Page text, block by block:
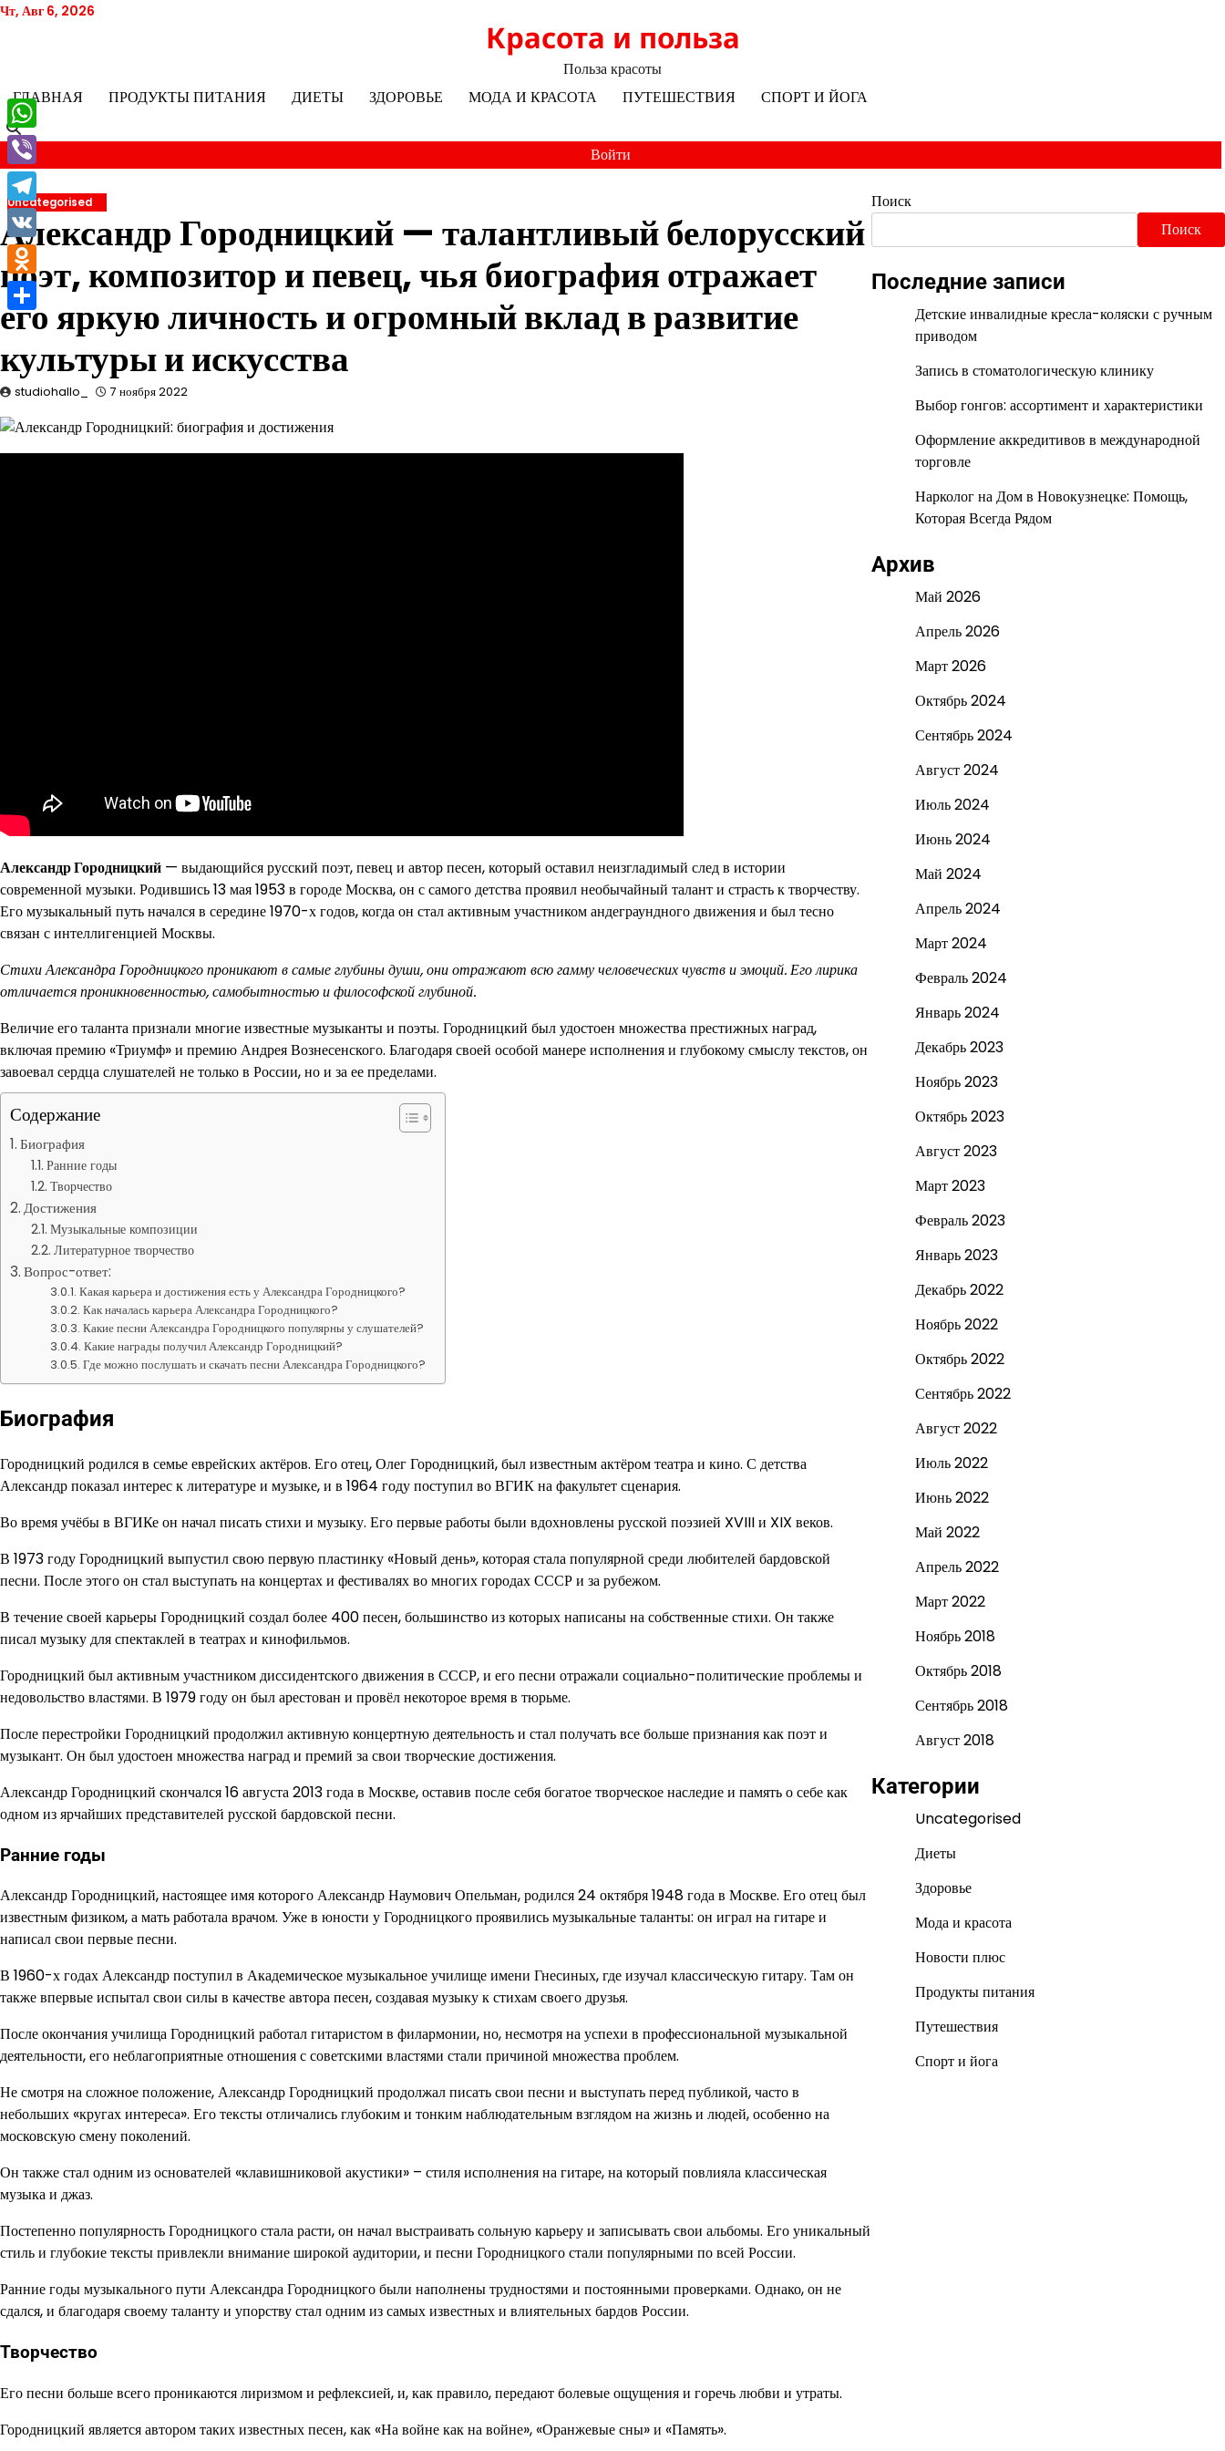
Перейти
Чт, Авг 6, 2026
Красота и польза
Польза красоты
ГЛАВНАЯ
ПРОДУКТЫ ПИТАНИЯ ДИЕТЫ ЗДОРОВЬЕ МОДА И КРАСОТА ПУТЕШЕСТВИЯ СПОРТ И ЙОГА
Войти
Uncategorised
Александр Городницкий — талантливый белорусский
поэт, композитор и певец, чья биография отражает
его яркую личность и огромный вклад в развитие
культуры и искусства
studiohallo_ 7 ноября 2022
Александр Городницкий — выдающийся русский поэт, певец и автор песен, который оставил неизгладимый след в истории
современной музыки. Родившись 13 мая 1953 в городе Москва, он с самого детства проявил необычайный талант и страсть к творчеству.
Его музыкальный путь начался в середине 1970-х годов, когда он стал активным участником андеграундного движения и был тесно
связан с интеллигенцией Москвы.
Стихи Александра Городницкого проникают в самые глубины души, они отражают всю гамму человеческих чувств и эмоций. Его лирика
отличается проникновенностью, самобытностью и философской глубиной.
Величие его таланта признали многие известные музыканты и поэты. Городницкий был удостоен множества престижных наград,
включая премию «Триумф» и премию Андрея Вознесенского. Благодаря своей особой манере исполнения и глубокому смыслу текстов, он
завоевал сердца слушателей не только в России, но и за ее пределами.
Содержание
Биография
Ранние годы
Творчество
Достижения
Музыкальные композиции
Литературное творчество
Вопрос-ответ:
Какая карьера и достижения есть у Александра Городницкого?
Как началась карьера Александра Городницкого?
Какие песни Александра Городницкого популярны у слушателей?
Какие награды получил Александр Городницкий?
Где можно послушать и скачать песни Александра Городницкого?
Биография
Городницкий родился в семье еврейских актёров. Его отец, Олег Городницкий, был известным актёром театра и кино. С детства
Александр показал интерес к литературе и музыке, и в 1964 году поступил во ВГИК на факультет сценария.
Во время учёбы в ВГИКе он начал писать стихи и музыку. Его первые работы были вдохновлены русской поэзией XVIII и XIX веков.
В 1973 году Городницкий выпустил свою первую пластинку «Новый день», которая стала популярной среди любителей бардовской
песни. После этого он стал выступать на концертах и фестивалях во многих городах СССР и за рубежом.
В течение своей карьеры Городницкий создал более 400 песен, большинство из которых написаны на собственные стихи. Он также
писал музыку для спектаклей в театрах и кинофильмов.
Городницкий был активным участником диссидентского движения в СССР, и его песни отражали социально-политические проблемы и
недовольство властями. В 1979 году он был арестован и провёл некоторое время в тюрьме.
После перестройки Городницкий продолжил активную концертную деятельность и стал получать все больше признания как поэт и
музыкант. Он был удостоен множества наград и премий за свои творческие достижения.
Александр Городницкий скончался 16 августа 2013 года в Москве, оставив после себя богатое творческое наследие и память о себе как
одном из ярчайших представителей русской бардовской песни.
Ранние годы
Александр Городницкий, настоящее имя которого Александр Наумович Опельман, родился 24 октября 1948 года в Москве. Его отец был
известным физиком, а мать работала врачом. Уже в юности у Городницкого проявились музыкальные таланты: он играл на гитаре и
написал свои первые песни.
В 1960-х годах Александр поступил в Академическое музыкальное училище имени Гнесиных, где изучал классическую гитару. Там он
также впервые испытал свои силы в качестве автора песен, создавая музыку к стихам своего друзья.
После окончания училища Городницкий работал гитаристом в филармонии, но, несмотря на успехи в профессиональной музыкальной
деятельности, его неблагоприятные отношения с советскими властями стали причиной множества проблем.
Не смотря на сложное положение, Александр Городницкий продолжал писать свои песни и выступать перед публикой, часто в
небольших «кругах интереса». Его тексты отличались глубоким и тонким наблюдательным взглядом на жизнь и людей, особенно на
московскую смену поколений.
Он также стал одним из основателей «клавишниковой акустики» – стиля исполнения на гитаре, на который повлияла классическая
музыка и джаз.
Постепенно популярность Городницкого стала расти, он начал выстраивать сольную карьеру и записывать свои альбомы. Его уникальный
стиль и глубокие тексты привлекли внимание широкой аудитории, и песни Городницкого стали популярными по всей России.
Ранние годы музыкального пути Александра Городницкого были наполнены трудностями и постоянными проверками. Однако, он не
сдался, и благодаря своему таланту и упорству стал одним из самых известных и влиятельных бардов России.
Творчество
Его песни больше всего проникаются лиризмом и рефлексией, и, как правило, передают болевые ощущения и горечь любви и утраты.
Городницкий является автором таких известных песен, как «На войне как на войне», «Оранжевые сны» и «Память».
Поиск
Поиск
Последние записи
Детские инвалидные кресла-коляски с ручным
приводом
Запись в стоматологическую клинику
Выбор гонгов: ассортимент и характеристики
Оформление аккредитивов в международной
торговле
Нарколог на Дом в Новокузнецке: Помощь,
Которая Всегда Рядом
Архив
Май 2026
Апрель 2026
Март 2026
Октябрь 2024
Сентябрь 2024
Август 2024
Июль 2024
Июнь 2024
Май 2024
Апрель 2024
Март 2024
Февраль 2024
Январь 2024
Декабрь 2023
Ноябрь 2023
Октябрь 2023
Август 2023
Март 2023
Февраль 2023
Январь 2023
Декабрь 2022
Ноябрь 2022
Октябрь 2022
Сентябрь 2022
Август 2022
Июль 2022
Июнь 2022
Май 2022
Апрель 2022
Март 2022
Ноябрь 2018
Октябрь 2018
Сентябрь 2018
Август 2018
Категории
Uncategorised
Диеты
Здоровье
Мода и красота
Новости плюс
Продукты питания
Путешествия
Спорт и йога
WhatsApp
Viber
Telegram
VK
Odnoklassniki
Отправить